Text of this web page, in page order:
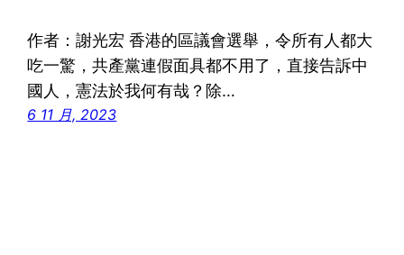
作者：謝光宏 香港的區議會選舉，令所有人都大
吃一驚，共產黨連假面具都不用了，直接告訴中
國人，憲法於我何有哉？除…
6 11 月, 2023